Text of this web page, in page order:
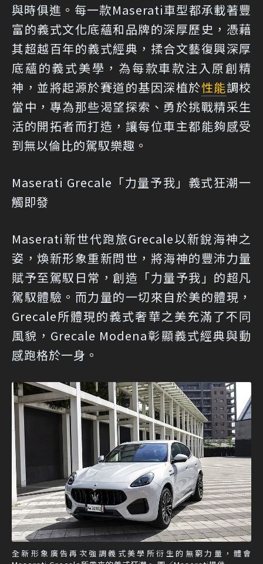
與時俱進。每一款Maserati車型都承載著豐
富的義式文化底蘊和品牌的深厚歷史，憑藉
其超越百年的義式經典，揉合文藝復興深厚
底蘊的義式美學，為每款車款注入原創精
神，並將起源於賽道的基因深植於性能調校
當中，專為那些渴望探索、勇於挑戰精采生
活的開拓者而打造，讓每位車主都能夠感受
到無以倫比的駕馭樂趣。
Maserati Grecale「力量予我」義式狂潮一
觸即發
Maserati新世代跑旅Grecale以新銳海神之
姿，煥新形象重新問世，將海神的豐沛力量
賦予至駕馭日常，創造「力量予我」的超凡
駕馭體驗。而力量的一切來自於美的體現，
Grecale所體現的義式奢華之美充滿了不同
風貌，Grecale Modena彰顯義式經典與動
感跑格於一身。
全新形象廣告再次強調義式美學所衍生的無窮力量，體會